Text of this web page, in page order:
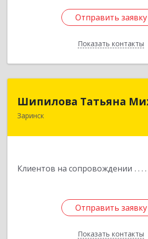
Отправить заявку
Показать контакты
Отправить заявку
Назад
Шипилова Татьяна
Заринск
Клиентов на сопровождении
Отправить заявку
Показать контакты
Шипилова Татьяна
Отправить заявку
Назад